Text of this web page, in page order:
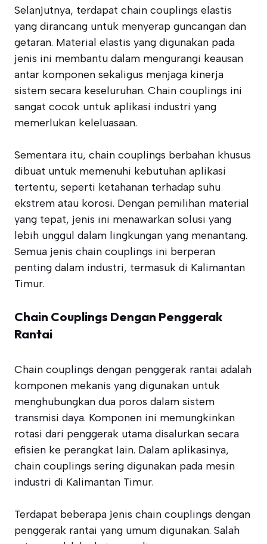
Selanjutnya, terdapat chain couplings elastis
yang dirancang untuk menyerap guncangan dan
getaran. Material elastis yang digunakan pada
jenis ini membantu dalam mengurangi keausan
antar komponen sekaligus menjaga kinerja
sistem secara keseluruhan. Chain couplings ini
sangat cocok untuk aplikasi industri yang
memerlukan keleluasaan.
Sementara itu, chain couplings berbahan khusus
dibuat untuk memenuhi kebutuhan aplikasi
tertentu, seperti ketahanan terhadap suhu
ekstrem atau korosi. Dengan pemilihan material
yang tepat, jenis ini menawarkan solusi yang
lebih unggul dalam lingkungan yang menantang.
Semua jenis chain couplings ini berperan
penting dalam industri, termasuk di Kalimantan
Timur.
Chain Couplings Dengan Penggerak
Rantai
Chain couplings dengan penggerak rantai adalah
komponen mekanis yang digunakan untuk
menghubungkan dua poros dalam sistem
transmisi daya. Komponen ini memungkinkan
rotasi dari penggerak utama disalurkan secara
efisien ke perangkat lain. Dalam aplikasinya,
chain couplings sering digunakan pada mesin
industri di Kalimantan Timur.
Terdapat beberapa jenis chain couplings dengan
penggerak rantai yang umum digunakan. Salah